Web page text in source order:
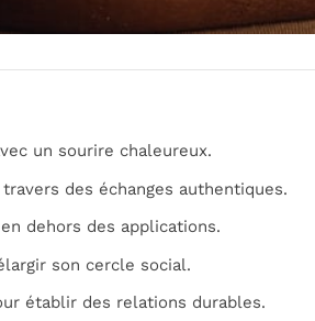
un sourire chaleureux.
travers des échanges authentiques.
en dehors des applications.
son cercle social.
établir des relations durables.